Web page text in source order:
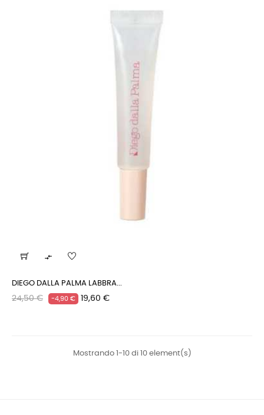

DIEGO DALLA PALMA LABBRA...
Prezzo
24,50 € -4,90 € Prezzo
19,60 €
Mostrando 1-10 di 10 element(s)